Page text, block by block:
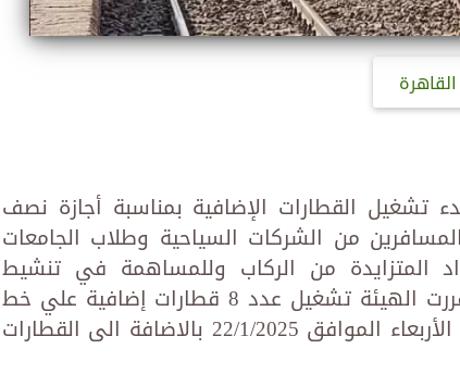
تشغيل القطارات الإضافية بمناسبة أجازة نصف
من الشركات السياحية وطلاب الجامعات
المتزايدة من الركاب وللمساهمة في تنشيط
السياحة الداخلية بمدن الوجه القبلي فقد قررت الهيئة تشغيل عدد 8 قطارات إضافية علي خط
(القاهرة / أسوان والعكس ) اعتباراً من يوم الأربعاء الموافق 22/1/2025 بالاضافة الى القطارات